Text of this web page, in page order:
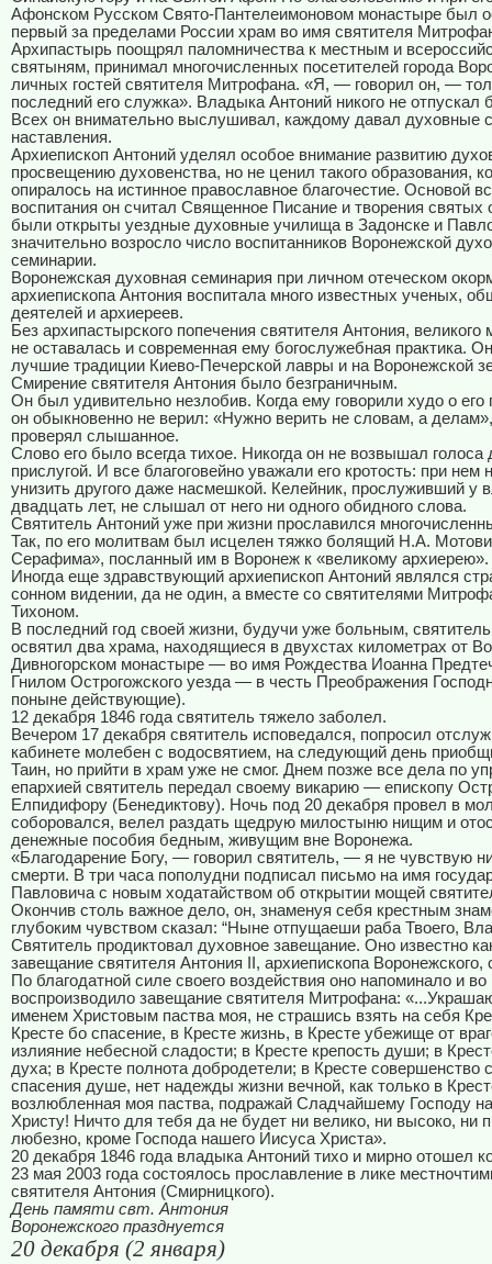
Афонском Русском Свято-Пантелеимоновом монастыре был
первый за пределами России храм во имя святителя
Архипастырь поощрял паломничества к местным и
святыням, принимал многочисленных посетителей города
личных гостей святителя Митрофана. «Я, — говорил он, —
последний его служка». Владыка Антоний никого не отпускал
Всех он внимательно выслушивал, каждому давал духовные
наставления.
Архиепископ Антоний уделял особое внимание развитию
просвещению духовенства, но не ценил такого образования,
опиралось на истинное православное благочестие. Основой
воспитания он считал Священное Писание и творения святых
были открыты уездные духовные училища в Задонске и
значительно возросло число воспитанников Воронежской
семинарии.
Воронежская духовная семинария при личном отеческом
архиепископа Антония воспитала много известных ученых,
деятелей и архиереев.
Без архипастырского попечения святителя Антония, великого
не оставалась и современная ему богослужебная практика.
лучшие традиции Киево-Печерской лавры и на Воронежской
Смирение святителя Антония было безграничным.
Он был удивительно незлобив. Когда ему говорили худо о его
он обыкновенно не верил: «Нужно верить не словам, а
проверял слышанное.
Слово его было всегда тихое. Никогда он не возвышал голоса
прислугой. И все благоговейно уважали его кротость: при нем
унизить другого даже насмешкой. Келейник, прослуживший у
двадцать лет, не слышал от него ни одного обидного слова.
Святитель Антоний уже при жизни прославился
Так, по его молитвам был исцелен тяжко болящий Н.А.
Серафима», посланный им в Воронеж к «великому архиерею».
Иногда еще здравствующий архиепископ Антоний являлся
сонном видении, да не один, а вместе со святителями
Тихоном.
В последний год своей жизни, будучи уже больным,
освятил два храма, находящиеся в двухстах километрах от
Дивногорском монастыре — во имя Рождества Иоанна
Гнилом Острогожского уезда — в честь Преображения
поныне действующие).
12 декабря 1846 года святитель тяжело заболел.
Вечером 17 декабря святитель исповедался, попросил
кабинете молебен с водосвятием, на следующий день
Таин, но прийти в храм уже не смог. Днем позже все дела по
епархией святитель передал своему викарию — епископу
Елпидифору (Бенедиктову). Ночь под 20 декабря провел в
соборовался, велел раздать щедрую милостыню нищим и
денежные пособия бедным, живущим вне Воронежа.
«Благодарение Богу, — говорил святитель, — я не чувствую
смерти. В три часа пополудни подписал письмо на имя
Павловича с новым ходатайством об открытии мощей
Окончив столь важное дело, он, знаменуя себя крестным
глубоким чувством сказал: “Ныне отпущаеши раба Твоего,
Святитель продиктовал духовное завещание. Оно известно
завещание святителя Антония II, архиепископа Воронежского,
По благодатной силе своего воздействия оно напоминало и во
воспроизводило завещание святителя Митрофана:
именем Христовым паства моя, не страшись взять на себя
Кресте бо спасение, в Кресте жизнь, в Кресте убежище от
излияние небесной сладости; в Кресте крепость души; в
духа; в Кресте полнота добродетели; в Кресте совершенство
спасения душе, нет надежды жизни вечной, как только в
возлюбленная моя паства, подражай Сладчайшему Господу
Христу! Ничто для тебя да не будет ни велико, ни высоко, ни
любезно, кроме Господа нашего Иисуса Христа».
20 декабря 1846 года владыка Антоний тихо и мирно отошел
23 мая 2003 года состоялось прославление в лике
святителя Антония (Смирницкого).
День памяти свт. Антония
Воронежского празднуется
20 декабря (2 января)